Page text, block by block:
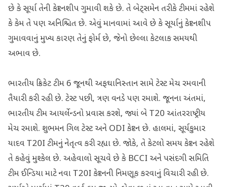
છે કે સૂર્યા તેની કેપ્ટનશીપ ગુમાવી શકે છે. તે બેટ્સમેન તરીકે ટીમમાં રહેશે
કે કેમ તે પણ અનિશ્ચિત છે. એવું માનવામાં આવે છે કે સૂર્યાનું કેપ્ટનશીપ
ગુમાવવાનું મુખ્ય કારણ તેનું ફોર્મ છે, જેનો છેલ્લા કેટલાક સમયથી
અભાવ છે.
ભારતીય ક્રિકેટ ટીમ 6 જૂનથી અફઘાનિસ્તાન સામે ટેસ્ટ મેચ રમવાની
તૈયારી કરી રહી છે. ટેસ્ટ પછી, ત્રણ વનડે પણ રમાશે. જૂનના અંતમાં,
ભારતીય ટીમ આયર્લેન્ડનો પ્રવાસ કરશે, જ્યાં બે T20 આંતરરાષ્ટ્રીય
મેચ રમાશે. શુભમન ગિલ ટેસ્ટ અને ODI કેપ્ટન છે. હાલમાં, સૂર્યકુમાર
યાદવ T20I ટીમનું નેતૃત્વ કરી રહ્યા છે. જોકે, તે કેટલો સમય કેપ્ટન રહેશે
તે કહેવું મુશ્કેલ છે. અહેવાલો સૂચવે છે કે BCCI અને પસંદગી સમિતિ
ટીમ ઈન્ડિયા માટે નવા T20I કેપ્ટનની નિમણૂક કરવાનું વિચારી રહી છે.